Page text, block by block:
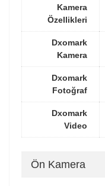
Kamera
Özellikleri
Dxomark
Kamera
Dxomark
Fotoğraf
Dxomark
Video
Ön Kamera